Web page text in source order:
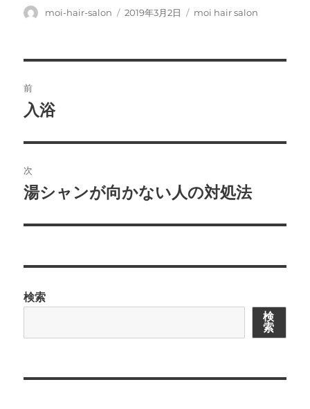
投
moi-hair-salon
投
2019年3月2日
カ
moi hair salon
稿
ビ
ゲ
ー
ン
前
前
投
稿:
入浴
次
次
投
湯シャンが向かない人の対処法
検索
検
索